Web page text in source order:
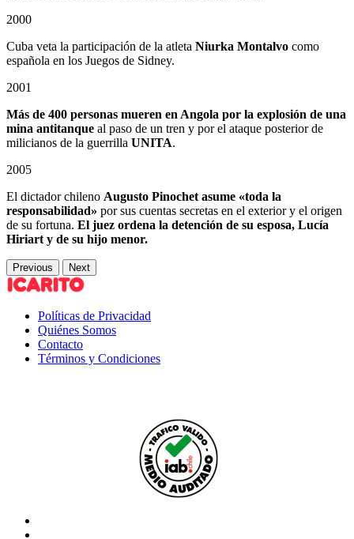
2000
Cuba veta la participación de la atleta Niurka Montalvo como
española en los Juegos de Sidney.
2001
Más de 400 personas mueren en Angola por la explosión de una
mina antitanque al paso de un tren y por el ataque posterior de
milicianos de la guerrilla UNITA.
2005
El dictador chileno Augusto Pinochet asume «toda la
responsabilidad» por sus cuentas secretas en el exterior y el origen
de su fortuna. El juez ordena la detención de su esposa, Lucía
Hiriart y de su hijo menor.
Previous Next
Políticas de Privacidad
Quiénes Somos
Contacto
Términos y Condiciones